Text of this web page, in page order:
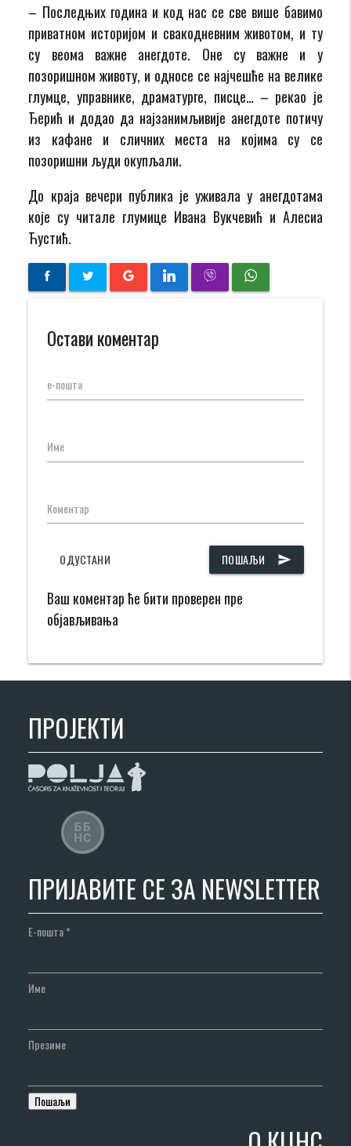
– Последњих година и код нас се све више бавимо
приватном историјом и свакодневним животом, и ту
су веома важне анегдоте.
Оне су важне и у
позоришном животу, и односе се најчешће на велике
глумце, управнике, драматурге, писце… – рекао је
Ђерић и додао да најзанимљивије анегдоте потичу
из кафане и сличних места на којима су се
позоришни људи окупљали.
До краја вечери публика је уживала у анегдотама
које су читале глумице Ивана Вукчевић и Алесиа
Ћустић.
Остави коментар
е-пошта
Име
Коментар
ПОШАЉИ send
ОДУСТАНИ
Ваш коментар ће бити проверен пре
објављивања
ПРОЈЕКТИ
ПРИЈАВИТЕ СЕ ЗА NEWSLETTER
Е-пошта*
Име
Презиме